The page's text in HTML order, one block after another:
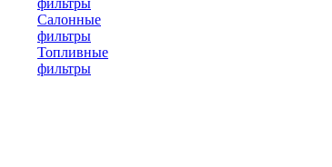
Салонные
фильтры
Топливные
фильтры